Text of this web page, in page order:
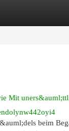
Mit
beim